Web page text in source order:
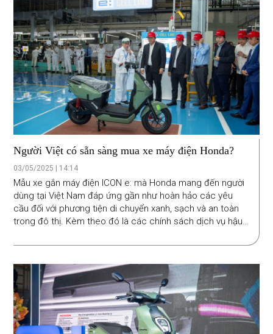
Người Việt có sẵn sàng mua xe máy điện Honda?
03/05/2025 | 14:14
Mẫu xe gắn máy điện ICON e: mà Honda mang đến người
dùng tại Việt Nam đáp ứng gần như hoàn hảo các yêu
cầu đối với phương tiện di chuyển xanh, sạch và an toàn
trong đô thị. Kèm theo đó là các chính sách dịch vụ hậu
không giới hạn km.